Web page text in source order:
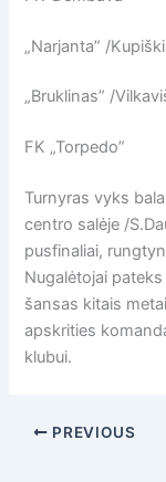
„Narjanta” /
„Bruklinas” /
FK „Torpedo”
Turnyras vyks
centro salėje /
pusfinaliai,
Nugalėtojai
šansas kitais
apskrities
klubui.
PREVIOUS